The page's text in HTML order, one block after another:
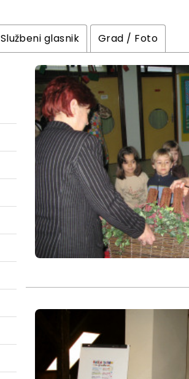
Službeni glasnik Grad / Foto